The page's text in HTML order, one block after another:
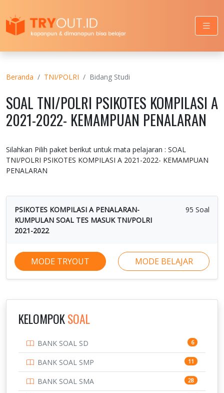
Beranda TNI/POLRI Bidang Studi
SOAL TNI/POLRI PSIKOTES KOMPILASI A
2021-2022- KEMAMPUAN PENALARAN
Silahkan Pilih paket berikut untuk mata pelajaran : SOAL
TNI/POLRI PSIKOTES KOMPILASI A 2021-2022- KEMAMPUAN
PENALARAN
PSIKOTES KOMPILASI A PENALARAN-
KUMPULAN SOAL TES MASUK TNI/POLRI
2021-2022
95 Soal
MODE TRYOUT MODE BELAJAR
KELOMPOKSOAL
BANK SOAL SD 6
BANK SOAL SMP 11
BANK SOAL SMA 28